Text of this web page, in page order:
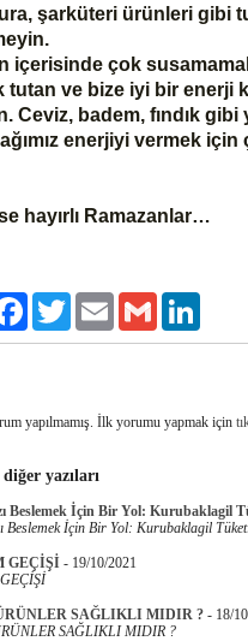
şarküteri ürünleri gibi
içerisinde çok
tutan ve bize iyi bir enerji
Ceviz, badem, fındık
enerjiyi vermek için
hayırlı Ramazanlar…
FacebookTwitter Email Gmail
yapılmamış. İlk yorumu yapmak için
yazıları
Beslemek İçin Bir Yol: Kurubaklagil
Beslemek İçin Bir Yol: Kurubaklagil
GEÇİŞİ - 19/10/2021
SAĞLIKLI MIDIR ? - 18/
SAĞLIKLI MIDIR ?